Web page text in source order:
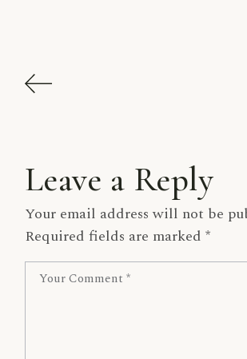
Leave a Reply
Your email address will not be
Required fields are marked*